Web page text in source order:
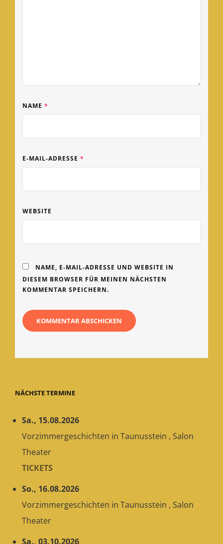
NAME *
E-MAIL-ADRESSE *
WEBSITE
NAME, E-MAIL-ADRESSE UND WEBSITE IN
DIESEM BROWSER FÜR MEINEN NÄCHSTEN
KOMMENTAR SPEICHERN.
NÄCHSTE TERMINE
Sa., 15.08.2026
Vorzimmergeschichten in Taunusstein , Salon
Theater
TICKETS
So., 16.08.2026
Vorzimmergeschichten in Taunusstein , Salon
Theater
Sa., 03.10.2026